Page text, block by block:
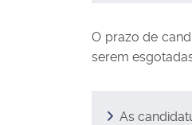
O prazo de
serem
As